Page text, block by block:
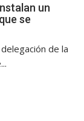
un
se
de la